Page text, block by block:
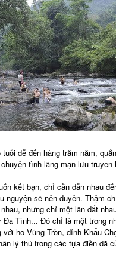
dễ đến hàng trăm năm,
tình lãng mạn lưu truyền
kết bạn, chỉ cần dẫn nhau
nguyện sẽ nên duyên. Thậm
nhưng chỉ một lần dắt
Tình... Đó chỉ là một trong
hồ Vũng Tròn, đỉnh Khẩu
lý thú trong các tựa điền dã